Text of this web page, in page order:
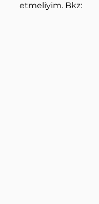
etmeliyim. Bkz: